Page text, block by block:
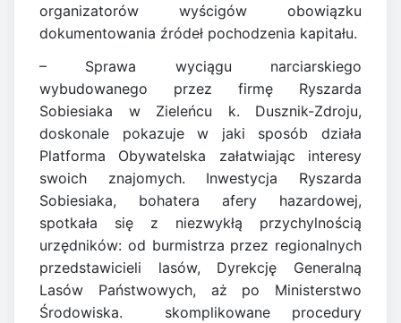
organizatorów wyścigów obowiązku
dokumentowania źródeł pochodzenia kapitału.
– Sprawa wyciągu narciarskiego
wybudowanego przez firmę Ryszarda
Sobiesiaka w Zieleńcu k. Dusznik-Zdroju,
doskonale pokazuje w jaki sposób działa
Platforma Obywatelska załatwiając interesy
swoich znajomych. Inwestycja Ryszarda
Sobiesiaka, bohatera afery hazardowej,
spotkała się z niezwykłą przychylnością
urzędników: od burmistrza przez regionalnych
przedstawicieli lasów, Dyrekcję Generalną
Lasów Państwowych, aż po Ministerstwo
Środowiska. skomplikowane procedury